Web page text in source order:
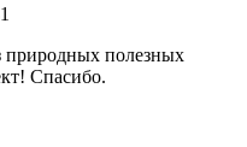
природных полезных
Спасибо.